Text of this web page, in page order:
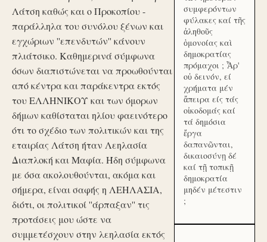
Λάτση καθώς και ο Προκοπίου -
παράλληλα του συνόλου ξένων και
εγχώριων ''επενδυτών'' κάνουν
πλιάτσικο. Καθημερινά σύμφωνα
όσων διαπιστώνεται να προωθούνται
από κέντρα και παράκεντρα εκτός
του ΕΛΛΗΝΙΚΟΥ και των όμορων
δήμων καθίσταται ηλίου φαεινότερο
ότι το σχέδιο των πολιτικών και της
εταιρίας Λάτση ήταν Λεηλασία
Διαπλοκή και Μαφία. Ήδη σύμφωνα
με όσα ακολουθούνται, ακόμα και
σήμερα, είναι σαφής η ΛΕΗΛΑΣΙΑ,
διότι, οι πολιτικοί ''άρπαξαν'' τις
προτάσεις μου ώστε να
συμμετέσχουν στην λεηλασία εκτός
συμφερόντων
φύλακες καί τῆς
ἀληθοῦς
ὁμονοίας καὶ
δημοκρατίας
πρόμαχοι ; Ἆρ'
οὐ δεινόν, εί
χρήματα μέν
ἄπειρα είς τάς
οἰκοδομάς καί
τά δημόσια
ἔργα
δαπανῶνται,
δικαιοσύνῃ δέ
καί τῇ τοπικῇ
δημοκρατία
μηδέν μέτεστιν
;